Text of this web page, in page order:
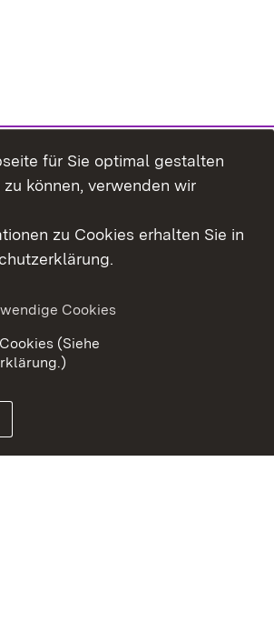
Benutzungshinweise
für Sie optimal gestalten
können, verwenden wir
zu Cookies erhalten Sie in
Cookies
(Siehe